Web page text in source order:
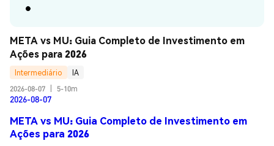
META vs MU: Guia Completo de Investimento em
Ações para 2026
Intermediário
IA
2026-08-07
5-10m
2026-08-07
META vs MU: Guia Completo de Investimento em
Ações para 2026